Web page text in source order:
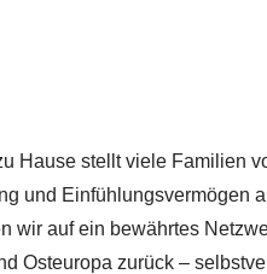
Hause stellt viele Familien
und Einfühlungsvermögen
wir auf ein bewährtes
Osteuropa zurück –